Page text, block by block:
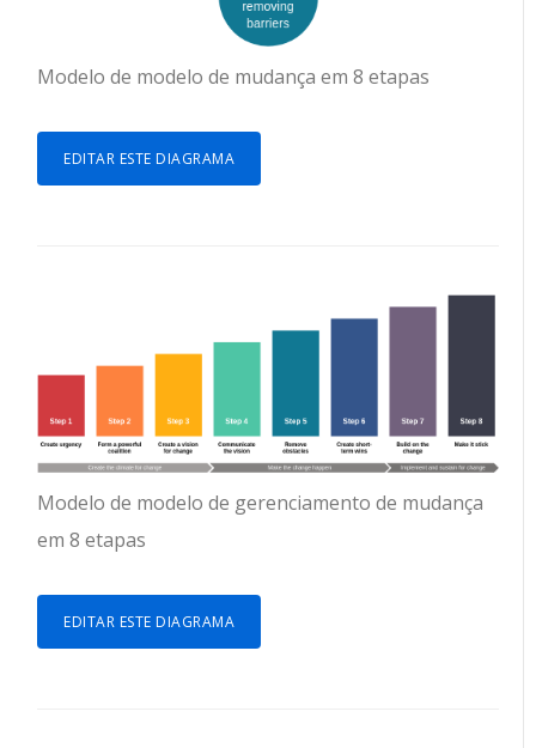
Modelo de modelo de mudança em 8 etapas
EDITAR ESTE DIAGRAMA
Modelo de modelo de gerenciamento de mudança
em 8 etapas
EDITAR ESTE DIAGRAMA